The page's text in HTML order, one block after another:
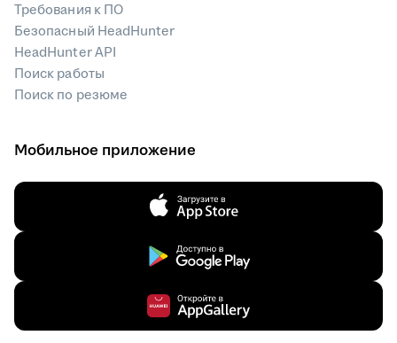
Требования к ПО
Безопасный HeadHunter
HeadHunter API
Поиск работы
Поиск по резюме
Мобильное приложение